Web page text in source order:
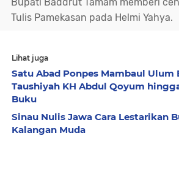
Tulis Pamekasan pada Helmi Yahya.
Lihat juga
Satu Abad Ponpes Mambaul Ulum
Taushiyah KH Abdul Qoyum
Buku
Sinau Nulis Jawa Cara Lestarikan
Kalangan Muda